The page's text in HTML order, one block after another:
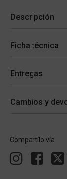
Descripción
Ficha técnica
Entregas
Cambios y
Compartílo vía